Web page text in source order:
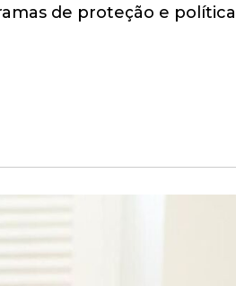
de proteção e